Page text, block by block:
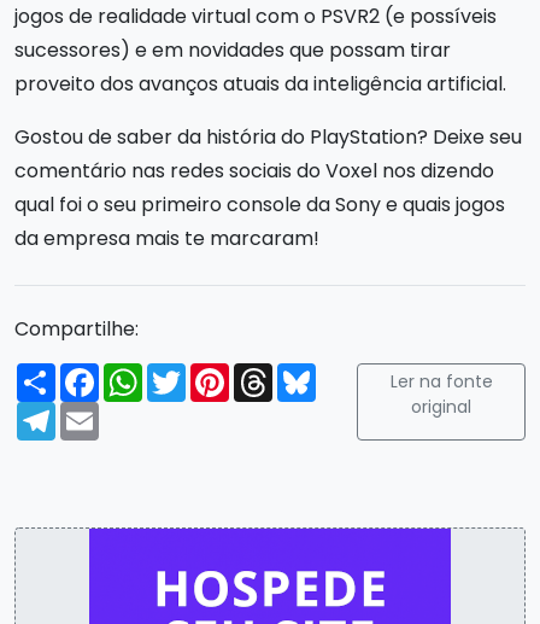
jogos de realidade virtual com o PSVR2 (e possíveis
sucessores) e em novidades que possam tirar
proveito dos avanços atuais da inteligência artificial.
Gostou de saber da história do PlayStation? Deixe seu
comentário nas redes sociais do Voxel nos dizendo
qual foi o seu primeiro console da Sony e quais jogos
da empresa mais te marcaram!
Compartilhe:
Compartilhar
FacebookWhatsApp
TwitterPinterest
ThreadsBluesky
Telegram
Email
Ler na fonte
original